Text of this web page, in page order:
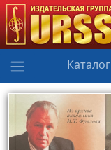
Каталог